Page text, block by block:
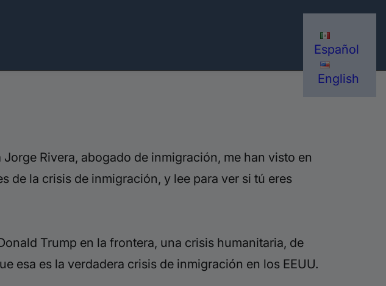
Español
English
Rivera, abogado de inmigración, me han visto en
de la crisis de inmigración, y lee para ver si tú eres
Trump en la frontera, una crisis humanitaria, de
esa es la verdadera crisis de inmigración en los EEUU.